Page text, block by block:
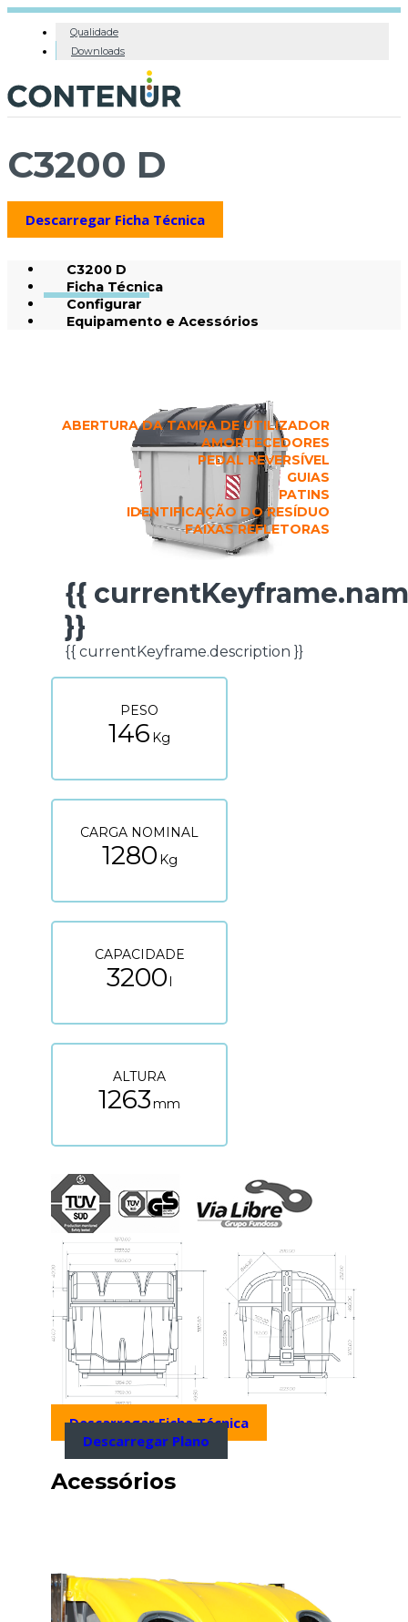
Qualidade
Downloads
C3200 D
Descarregar Ficha Técnica
C3200 D
Ficha Técnica
Configurar
Equipamento e Acessórios
{{
}}
{{ currentKeyframe.description }}
ABERTURA DA TAMPA DE UTILIZADOR
AMORTECEDORES
PEDAL REVERSÍVEL
GUIAS
PATINS
IDENTIFICAÇÃO DO RESÍDUO
FAIXAS REFLETORAS
FICHA TÉCNICA
PESO
146Kg
CARGA NOMINAL
1280Kg
CAPACIDADE
3200l
ALTURA
1263mm
Descarregar Ficha Técnica
Descarregar Plano
Acessórios